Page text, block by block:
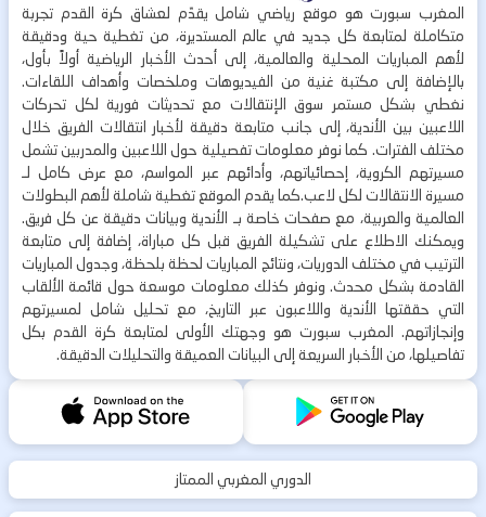
المغرب سبورت هو موقع رياضي شامل يقدّم لعشاق كرة القدم تجربة
متكاملة لمتابعة كل جديد في عالم المستديرة، من تغطية حية ودقيقة
لأهم المباريات المحلية والعالمية، إلى أحدث الأخبار الرياضية أولاً بأول،
بالإضافة إلى مكتبة غنية من الفيديوهات وملخصات وأهداف اللقاءات.
نغطي بشكل مستمر سوق الإنتقالات مع تحديثات فورية لكل تحركات
اللاعبين بين الأندية، إلى جانب متابعة دقيقة لأخبار انتقالات الفريق خلال
مختلف الفترات. كما نوفر معلومات تفصيلية حول اللاعبين والمدربين تشمل
مسيرتهم الكروية، إحصائياتهم، وأدائهم عبر المواسم، مع عرض كامل لـ
مسيرة الانتقالات لكل لاعب.كما يقدم الموقع تغطية شاملة لأهم البطولات
العالمية والعربية، مع صفحات خاصة بـ الأندية وبيانات دقيقة عن كل فريق.
ويمكنك الاطلاع على تشكيلة الفريق قبل كل مباراة، إضافة إلى متابعة
الترتيب في مختلف الدوريات، ونتائج المباريات لحظة بلحظة، وجدول المباريات
القادمة بشكل محدث. ونوفر كذلك معلومات موسعة حول قائمة الألقاب
التي حققتها الأندية واللاعبون عبر التاريخ، مع تحليل شامل لمسيرتهم
وإنجازاتهم. المغرب سبورت هو وجهتك الأولى لمتابعة كرة القدم بكل
تفاصيلها، من الأخبار السريعة إلى البيانات العميقة والتحليلات الدقيقة.
الدوري المغربي الممتاز